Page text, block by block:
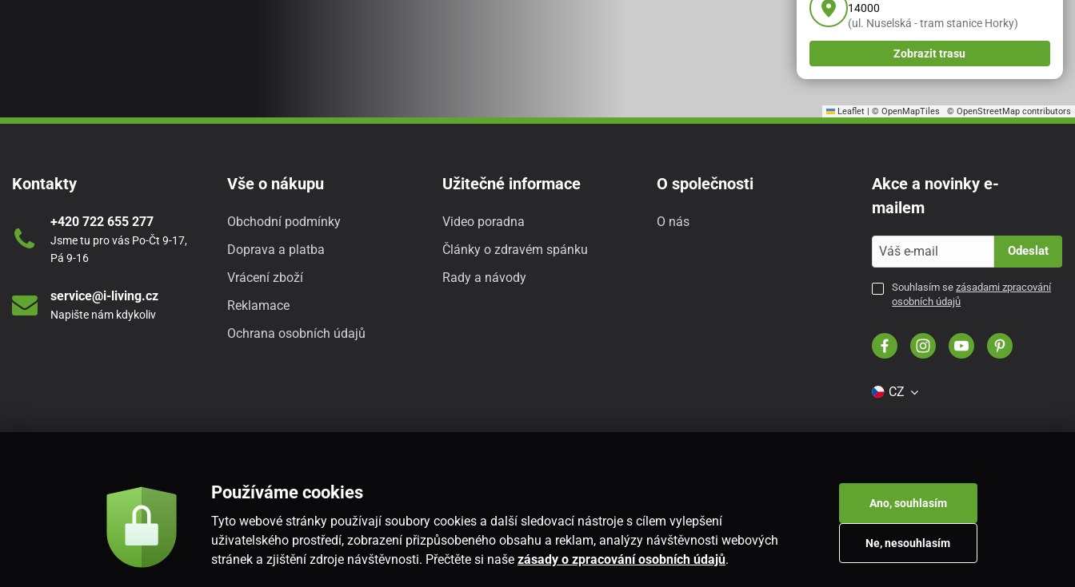
Leaflet | © OpenMapTiles © OpenStreetMap contributors
14000
(ul. Nuselská - tram stanice Horky)
Zobrazit trasu
Kontakty
+420 722 655 277
Jsme tu pro vás Po-Čt 9-17,
Pá 9-16
service@i-living.cz
Napište nám kdykoliv
Vše o nákupu
Obchodní podmínky
Doprava a platba
Vrácení zboží
Reklamace
Ochrana osobních údajů
Užitečné informace
Video poradna
Články o zdravém spánku
Rady a návody
O společnosti
O nás
Akce a novinky e-
mailem
Odeslat
Souhlasím sezásadami zpracování
osobních údajů
CZ
Používáme cookies
Tyto webové stránky používají soubory cookies a další sledovací nástroje s cílem vylepšení
uživatelského prostředí, zobrazení přizpůsobeného obsahu a reklam, analýzy návštěvnosti webových
stránek a zjištění zdroje návštěvnosti. Přečtěte si naše zásady o zpracování osobních údajů.
Ne, nesouhlasím
Ano, souhlasím